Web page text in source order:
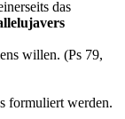
das
willen. (Ps 79,
formuliert werden.